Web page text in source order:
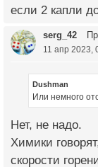
если 2 капли
serg_42
11 апр 2023,
Dushman
Или немного
Нет, не надо.
Химики
скорости